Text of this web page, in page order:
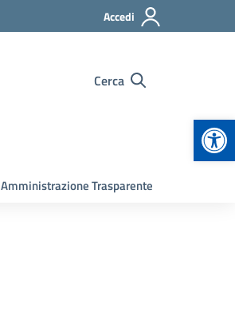
Accedi
Cerca
Amministrazione Trasparente